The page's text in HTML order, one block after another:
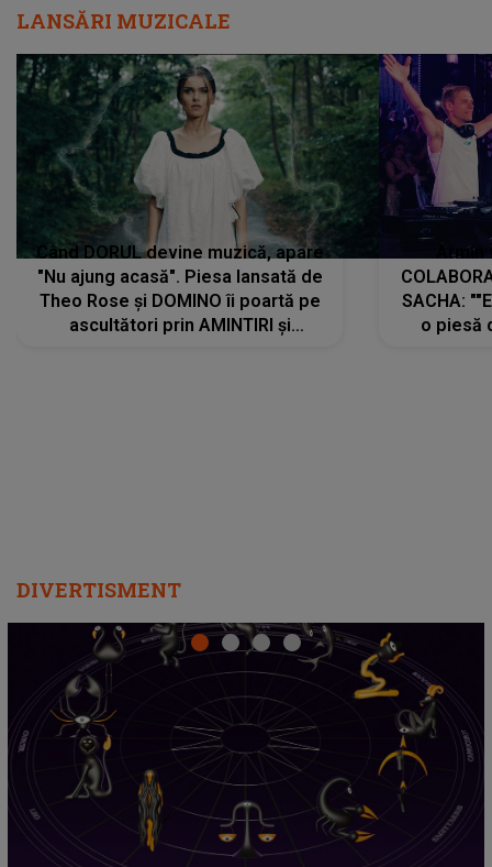
LANSĂRI MUZICALE
Când DORUL devine muzică, apare
"Nu ajung acasă". Piesa lansată de
Theo Rose și DOMINO îi poartă pe
ascultători prin AMINTIRI și
SACHA:
o piesă
DIVERTISMENT